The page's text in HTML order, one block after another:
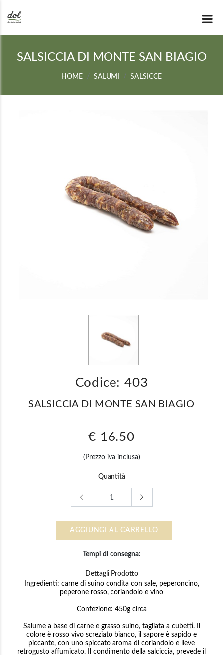
SALSICCIA DI MONTE SAN BIAGIO
HOME SALUMI SALSICCE
Codice: 403
SALSICCIA DI MONTE SAN BIAGIO
€ 16.50
(Prezzo iva inclusa)
Quantità
AGGIUNGI AL CARRELLO
Tempi di consegna:
Dettagli Prodotto
Ingredienti: carne di suino condita con sale, peperoncino,
peperone rosso, coriandolo e vino
Confezione: 450g circa
Salume a base di carne e grasso suino, tagliata a cubetti. Il
colore è rosso vivo screziato bianco, il sapore è sapido e
piccante, con uno spiccato aroma di coriandolo e lieve
retrogusto affumicato. Il condimento della salciccia, prevede il